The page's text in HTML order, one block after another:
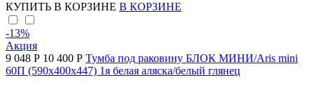
КУПИТЬ В КОРЗИНЕ В КОРЗИНЕ
-13%
Акция
9 048 Р 10 400 Р Тумба под раковину БЛОК МИНИ/Aris mini
60П (590х400х447) 1я белая аляска/белый глянец